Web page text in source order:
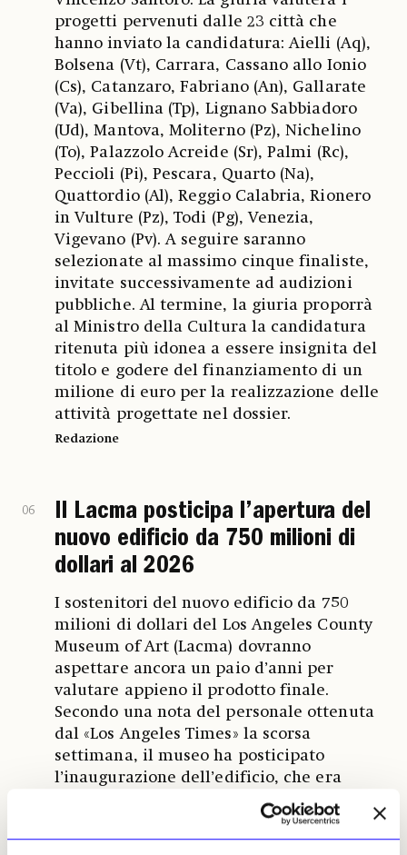
progetti pervenuti dalle 23 città che
hanno inviato la candidatura: Aielli (Aq),
Bolsena (Vt), Carrara, Cassano allo Ionio
(Cs), Catanzaro, Fabriano (An), Gallarate
(Va), Gibellina (Tp), Lignano Sabbiadoro
(Ud), Mantova, Moliterno (Pz), Nichelino
(To), Palazzolo Acreide (Sr), Palmi (Rc),
Peccioli (Pi), Pescara, Quarto (Na),
Quattordio (Al), Reggio Calabria, Rionero
in Vulture (Pz), Todi (Pg), Venezia,
Vigevano (Pv). A seguire saranno
selezionate al massimo cinque finaliste,
invitate successivamente ad audizioni
pubbliche. Al termine, la giuria proporrà
al Ministro della Cultura la candidatura
ritenuta più idonea a essere insignita del
titolo e godere del finanziamento di un
milione di euro per la realizzazione delle
attività progettate nel dossier.
Redazione
06
Il Lacma posticipa l’apertura del
nuovo edificio da 750 milioni di
dollari al 2026
I sostenitori del nuovo edificio da 750
milioni di dollari del Los Angeles County
Museum of Art (Lacma) dovranno
aspettare ancora un paio d’anni per
valutare appieno il prodotto finale.
Secondo una nota del personale ottenuta
dal «Los Angeles Times» la scorsa
settimana, il museo ha posticipato
l’inaugurazione dell’edificio, che era
prevista a dicembre, al 2026. L’accesso al
pubblico potrà però essere concesso due
settimane dopo l’ottenimento del